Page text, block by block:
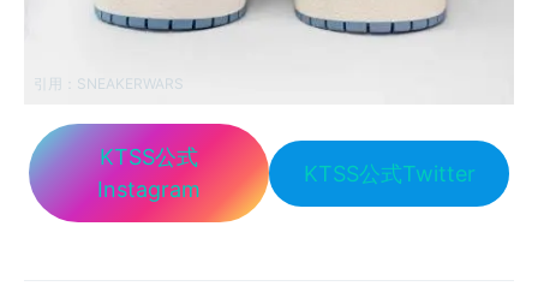
引用： SNEAKERWARS
KTSS公式
Instagram
KTSS公式Twitter